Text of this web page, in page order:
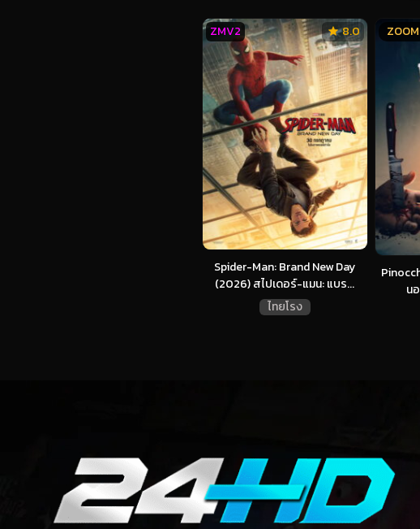
Spider-Man: Brand New Day
(2026) สไปเดอร์-แมน: แบร...
ไทยโรง
8.0
ZMV2
น
ZOOM